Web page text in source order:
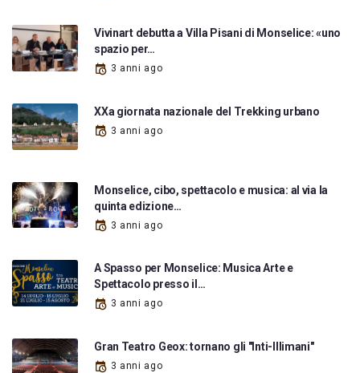
Vivinart debutta a Villa Pisani di Monselice: «uno
spazio per…
3 anni ago
XXa giornata nazionale del Trekking urbano
3 anni ago
Monselice, cibo, spettacolo e musica: al via la
quinta edizione…
3 anni ago
A Spasso per Monselice: Musica Arte e
Spettacolo presso il…
3 anni ago
Gran Teatro Geox: tornano gli "Inti-Illimani"
3 anni ago